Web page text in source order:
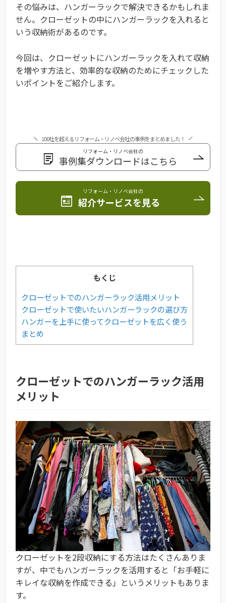
その悩みは、ハンガーラックで解決できるかもしれま
せん。クローゼットの中にハンガーラックを入れると
いう収納術があるのです。
今回は、クローゼットにハンガーラックを入れて収納
を増やす方法と、効率的な収納のためにチェックした
いポイントをご紹介します。
100社を超えるリフォーム・リノベ会社の事例をまとめました！
リフォーム・リノベ会社の
事例集ダウンロードはこちら
リフォーム・リノベ会社の
紹介サービスを見る
もくじ
クローゼットでのハンガーラック活用メリット
クローゼットで使いたいハンガーラックの選び方
ハンガーを上手に使ってクローゼットを広く使う
まとめ
クローゼットでのハンガーラック活用
メリット
クローゼットを2段収納にする方法はたくさんありま
すが、中でもハンガーラックを活用すると「お手軽に
キレイな収納を作成できる」というメリットもありま
す。